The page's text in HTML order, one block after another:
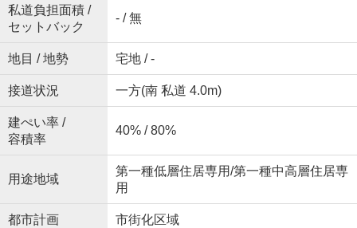
私道負担面積 /
セットバック
- / 無
地目 / 地勢 宅地 / -
接道状況 一方(南 私道 4.0m)
建ぺい率 /
容積率
40% / 80%
用途地域
第一種低層住居専用/第一種中高層住居専
用
都市計画 市街化区域